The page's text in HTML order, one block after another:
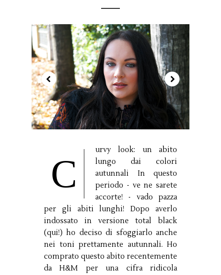
C
urvy look: un abito
lungo dai colori
autunnali In questo
periodo - ve ne sarete
accorte! - vado pazza
per gli abiti lunghi! Dopo averlo
indossato in versione total black
(qui!) ho deciso di sfoggiarlo anche
nei toni prettamente autunnali. Ho
comprato questo abito recentemente
da H&M per una cifra ridicola